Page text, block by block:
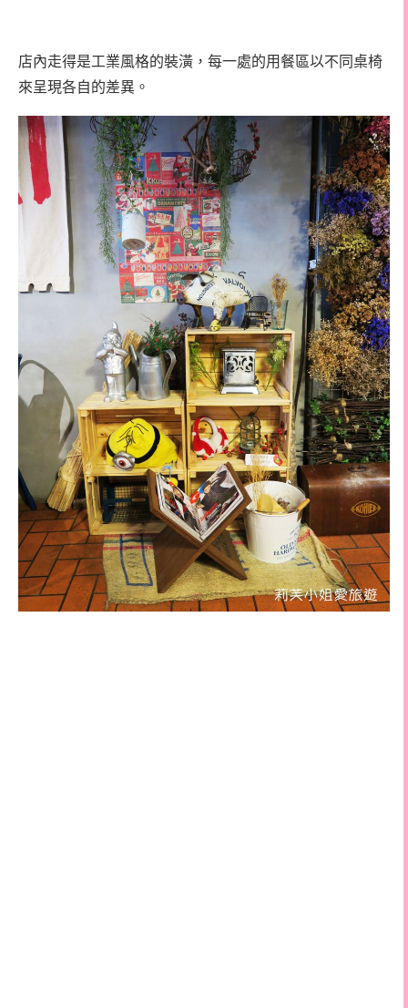
店內走得是工業風格的裝潢，每一處的用餐區以不同桌椅
來呈現各自的差異。